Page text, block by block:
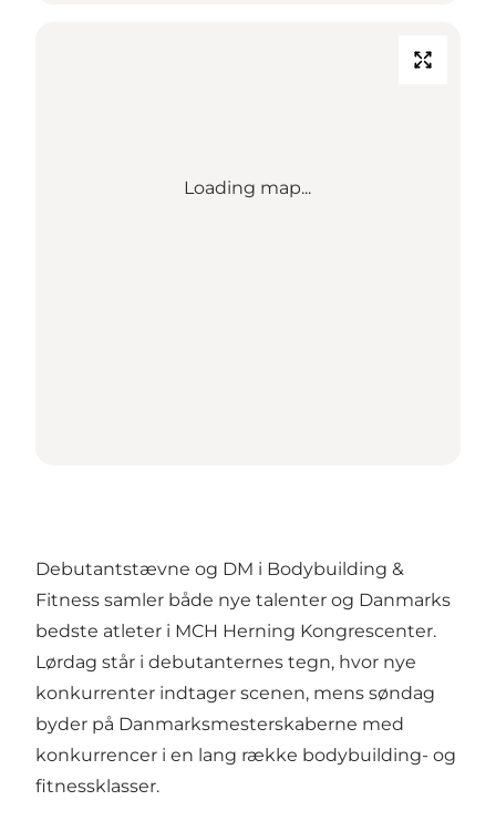
Loading map...
Debutantstævne og DM i Bodybuilding &
Fitness samler både nye talenter og Danmarks
bedste atleter i MCH Herning Kongrescenter.
Lørdag står i debutanternes tegn, hvor nye
konkurrenter indtager scenen, mens søndag
byder på Danmarksmesterskaberne med
konkurrencer i en lang række bodybuilding- og
fitnessklasser.